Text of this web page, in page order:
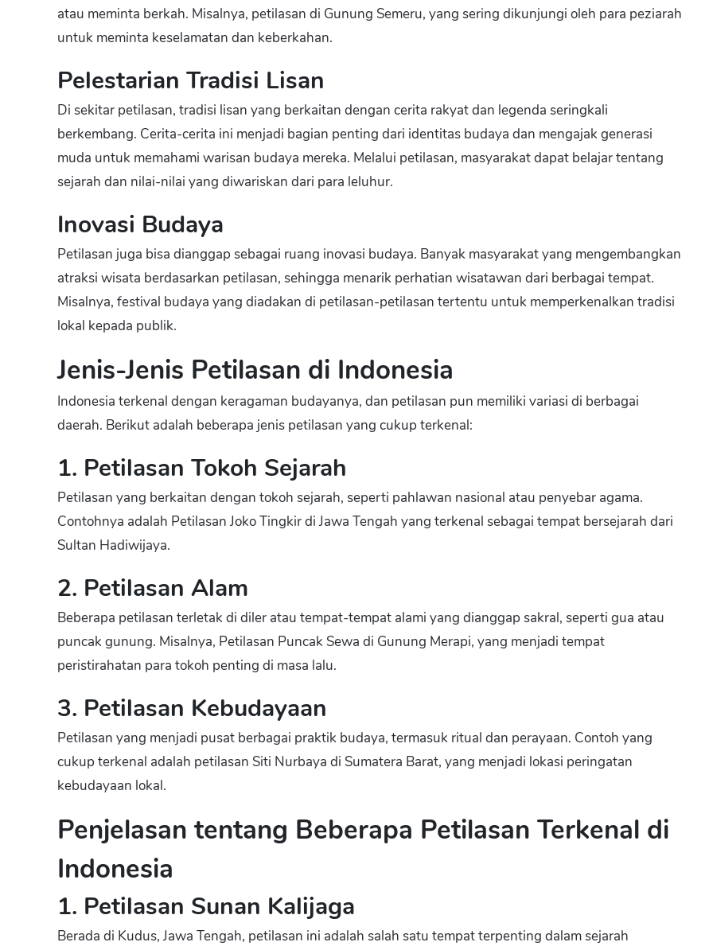
atau meminta berkah. Misalnya, petilasan di Gunung Semeru, yang sering dikunjungi oleh para peziarah
untuk meminta keselamatan dan keberkahan.
Pelestarian Tradisi Lisan
Di sekitar petilasan, tradisi lisan yang berkaitan dengan cerita rakyat dan legenda seringkali
berkembang. Cerita-cerita ini menjadi bagian penting dari identitas budaya dan mengajak generasi
muda untuk memahami warisan budaya mereka. Melalui petilasan, masyarakat dapat belajar tentang
sejarah dan nilai-nilai yang diwariskan dari para leluhur.
Inovasi Budaya
Petilasan juga bisa dianggap sebagai ruang inovasi budaya. Banyak masyarakat yang mengembangkan
atraksi wisata berdasarkan petilasan, sehingga menarik perhatian wisatawan dari berbagai tempat.
Misalnya, festival budaya yang diadakan di petilasan-petilasan tertentu untuk memperkenalkan tradisi
lokal kepada publik.
Jenis-Jenis Petilasan di Indonesia
Indonesia terkenal dengan keragaman budayanya, dan petilasan pun memiliki variasi di berbagai
daerah. Berikut adalah beberapa jenis petilasan yang cukup terkenal:
1. Petilasan Tokoh Sejarah
Petilasan yang berkaitan dengan tokoh sejarah, seperti pahlawan nasional atau penyebar agama.
Contohnya adalah Petilasan Joko Tingkir di Jawa Tengah yang terkenal sebagai tempat bersejarah dari
Sultan Hadiwijaya.
2. Petilasan Alam
Beberapa petilasan terletak di diler atau tempat-tempat alami yang dianggap sakral, seperti gua atau
puncak gunung. Misalnya, Petilasan Puncak Sewa di Gunung Merapi, yang menjadi tempat
peristirahatan para tokoh penting di masa lalu.
3. Petilasan Kebudayaan
Petilasan yang menjadi pusat berbagai praktik budaya, termasuk ritual dan perayaan. Contoh yang
cukup terkenal adalah petilasan Siti Nurbaya di Sumatera Barat, yang menjadi lokasi peringatan
kebudayaan lokal.
Penjelasan tentang Beberapa Petilasan Terkenal di
Indonesia
1. Petilasan Sunan Kalijaga
Berada di Kudus, Jawa Tengah, petilasan ini adalah salah satu tempat terpenting dalam sejarah